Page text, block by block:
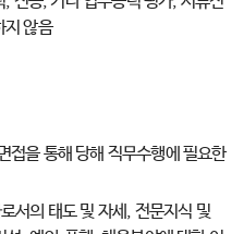
지 않음
접을 통해 당해 직무수행에 필요한
서의 태도 및 자세, 전문지식 및